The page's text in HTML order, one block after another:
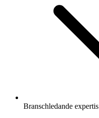
Branschledande expertis